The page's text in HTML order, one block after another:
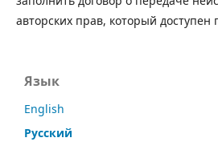
авторских прав, который доступен
Язык
English
Русский